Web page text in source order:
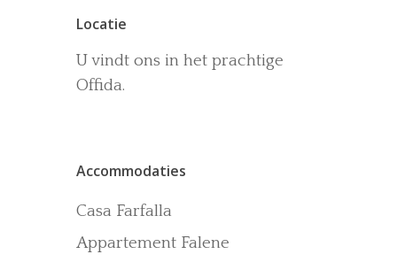
Locatie
U vindt ons in het prachtige
Offida.
Accommodaties
Casa Farfalla
Appartement Falene